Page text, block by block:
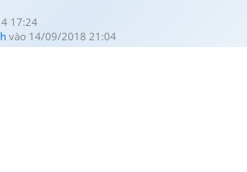
17:24
vào 14/09/2018 21:04